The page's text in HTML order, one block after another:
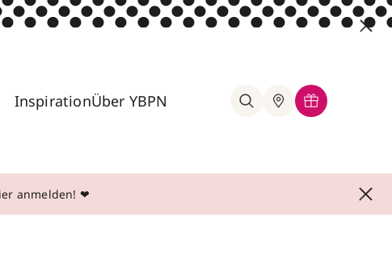
InspirationÜber YBPN
anmelden! ❤